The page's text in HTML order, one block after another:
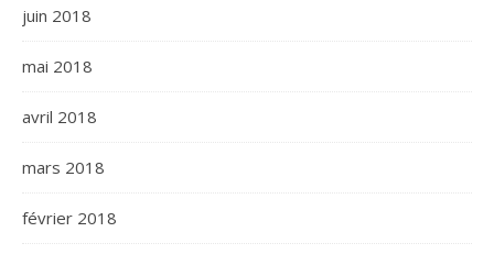
juin 2018
mai 2018
avril 2018
mars 2018
février 2018